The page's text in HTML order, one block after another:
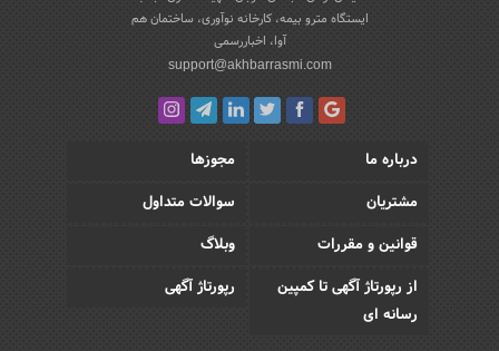
ایستگاه مترو بیمه، کارخانه نوآوری، ساختمان هم
آوا، اخباررسمی
support@akhbarrasmi.com
درباره ما
مجوزها
مشتریان
سوالات متداول
قوانین و مقررات
وبلاگ
از رپورتاژ آگهی تا کمپین
رسانه ای
رپورتاژ آگهی